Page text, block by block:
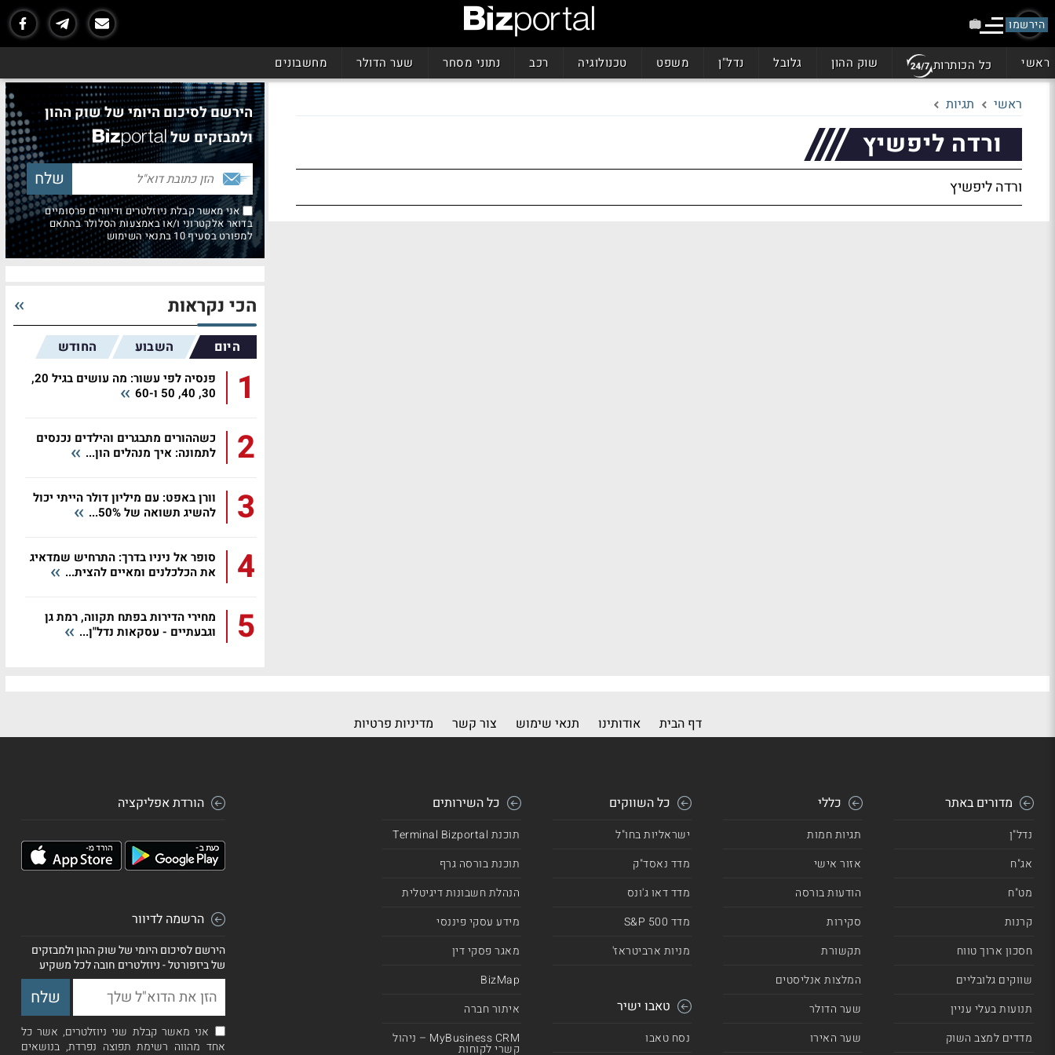
הירשמו
ראשי כל הכותרות שוק ההון גלובל נדל"ן משפט טכנולוגיה רכב נתוני מסחר שער הדולר מחשבונים
ראשי תגיות
ורדה ליפשיץ
ורדה ליפשיץ
הירשם לסיכום היומי של שוק ההון
ולמבזקים של
אני מאשר קבלת ניוזלטרים ודיוורים פרסומיים
בדואר אלקטרוני ו/או באמצעות הסלולר בהתאם
למפורט בסעיף 10 בתנאי השימוש
הכי נקראות
היום השבוע החודש
1
פנסיה לפי עשור: מה עושים בגיל 20,
30, 40, 50 ו-60
2
כשההורים מתבגרים והילדים נכנסים
לתמונה: איך מנהלים הון...
3
וורן באפט: עם מיליון דולר הייתי יכול
להשיג תשואה של 50%...
4
סופר אל ניניו בדרך: התרחיש שמדאיג
את הכלכלנים ומאיים להצית...
5
מחירי הדירות בפתח תקווה, רמת גן
וגבעתיים - עסקאות נדל"ן...
דף הבית אודותינו תנאי שימוש צור קשר מדיניות פרטיות
מדורים באתר
נדל"ן
אג"ח
מט"ח
קרנות
חסכון ארוך טווח
שווקים גלובליים
תנועות בעלי עניין
מדדים למצב השוק
כללי
תגיות חמות
אזור אישי
הודעות בורסה
סקירות
תקשורת
המלצות אנליסטים
שער הדולר
שער האירו
כל השווקים
ישראליות בחו"ל
מדד נאסד"ק
מדד דאו ג'ונס
מדד 500 S&P
מניות ארביטראז'
טאבו ישיר
נסח טאבו
כל השירותים
תוכנת Terminal Bizportal
תוכנת בורסה גרף
הנהלת חשבונות דיגיטלית
מידע עסקי פיננסי
מאגר פסקי דין
BizMap
איתור חברה
MyBusiness CRM – ניהול
קשרי לקוחות
הורדת אפליקציה
הרשמה לדיוור
הירשם לסיכום היומי של שוק ההון ולמבזקים
של ביזפורטל - ניוזלטרים חובה לכל משקיע
אני מאשר קבלת שני ניוזלטרים, אשר כל
אחד מהווה רשימת תפוצה נפרדת, בנושאים